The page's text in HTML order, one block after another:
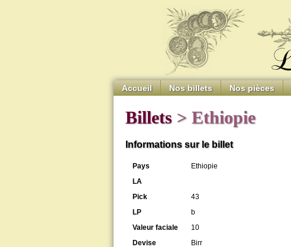
Accueil Nos billets Nos pièces
Billets > Ethiopie
Informations sur le billet
Pays
Ethiopie
LA
Pick
43
LP
b
Valeur faciale
10
Devise
Birr